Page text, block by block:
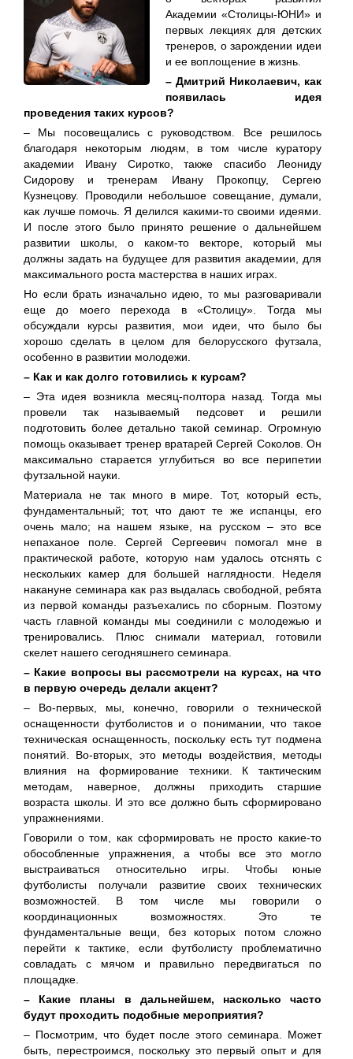
Академии «Столицы-ЮНИ» и
первых лекциях для детских
тренеров, о зарождении идеи
и ее воплощение в жизнь.
– Дмитрий Николаевич, как
появилась идея
проведения таких курсов?
– Мы посовещались с руководством. Все решилось
благодаря некоторым людям, в том числе куратору
академии Ивану Сиротко, также спасибо Леониду
Сидорову и тренерам Ивану Прокопцу, Сергею
Кузнецову. Проводили небольшое совещание, думали,
как лучше помочь. Я делился какими-то своими идеями.
И после этого было принято решение о дальнейшем
развитии школы, о каком-то векторе, который мы
должны задать на будущее для развития академии, для
максимального роста мастерства в наших играх.
Но если брать изначально идею, то мы разговаривали
еще до моего перехода в «Столицу». Тогда мы
обсуждали курсы развития, мои идеи, что было бы
хорошо сделать в целом для белорусского футзала,
особенно в развитии молодежи.
– Как и как долго готовились к курсам?
– Эта идея возникла месяц-полтора назад. Тогда мы
провели так называемый педсовет и решили
подготовить более детально такой семинар. Огромную
помощь оказывает тренер вратарей Сергей Соколов. Он
максимально старается углубиться во все перипетии
футзальной науки.
Материала не так много в мире. Тот, который есть,
фундаментальный; тот, что дают те же испанцы, его
очень мало; на нашем языке, на русском – это все
непаханое поле. Сергей Сергеевич помогал мне в
практической работе, которую нам удалось отснять с
нескольких камер для большей наглядности. Неделя
накануне семинара как раз выдалась свободной, ребята
из первой команды разъехались по сборным. Поэтому
часть главной команды мы соединили с молодежью и
тренировались. Плюс снимали материал, готовили
скелет нашего сегодняшнего семинара.
– Какие вопросы вы рассмотрели на курсах, на что
в первую очередь делали акцент?
– Во-первых, мы, конечно, говорили о технической
оснащенности футболистов и о понимании, что такое
техническая оснащенность, поскольку есть тут подмена
понятий. Во-вторых, это методы воздействия, методы
влияния на формирование техники. К тактическим
методам, наверное, должны приходить старшие
возраста школы. И это все должно быть сформировано
упражнениями.
Говорили о том, как сформировать не просто какие-то
обособленные упражнения, а чтобы все это могло
выстраиваться относительно игры. Чтобы юные
футболисты получали развитие своих технических
возможностей. В том числе мы говорили о
координационных возможностях. Это те
фундаментальные вещи, без которых потом сложно
перейти к тактике, если футболисту проблематично
совладать с мячом и правильно передвигаться по
площадке.
– Какие планы в дальнейшем, насколько часто
будут проходить подобные мероприятия?
– Посмотрим, что будет после этого семинара. Может
быть, перестроимся, поскольку это первый опыт и для